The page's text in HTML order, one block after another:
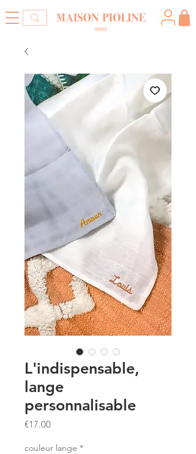
L'indispensable,
lange
personnalisable
€17.00Price
couleur lange *